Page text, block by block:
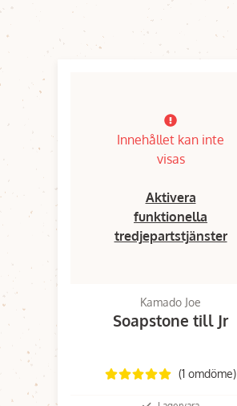
Innehållet kan inte
visas
Aktivera
funktionella
tredjepartstjänster
Kamado Joe
Soapstone till Jr
(1 omdöme)